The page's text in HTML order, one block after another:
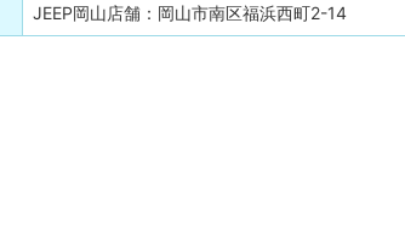
JEEP岡山店舗：岡山市南区福浜西町2-14